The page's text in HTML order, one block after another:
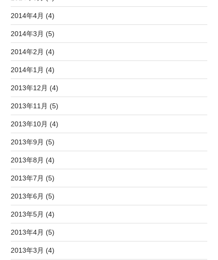
2014年4月 (4)
2014年3月 (5)
2014年2月 (4)
2014年1月 (4)
2013年12月 (4)
2013年11月 (5)
2013年10月 (4)
2013年9月 (5)
2013年8月 (4)
2013年7月 (5)
2013年6月 (5)
2013年5月 (4)
2013年4月 (5)
2013年3月 (4)